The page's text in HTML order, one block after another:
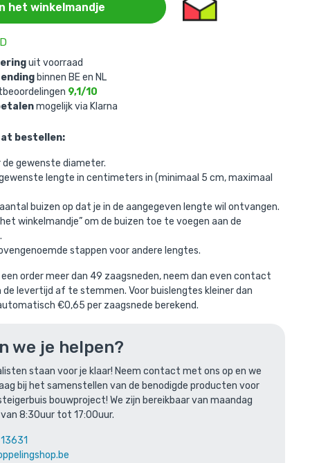
het winkelmandje
uit voorraad
binnen BE en NL
9,1/10
mogelijk via Klarna
bestellen:
gewenste diameter.
lengte in centimeters in (minimaal 5 cm, maximaal
buizen op dat je in de aangegeven lengte wil ontvangen.
het winkelmandje” om de buizen toe te voegen aan de
stappen voor andere lengtes.
order meer dan 49 zaagsneden, neem dan even contact
de levertijd af te stemmen. Voor buislengtes kleiner dan
€0,65 per zaagsnede berekend.
we je helpen?
staan voor je klaar! Neem contact met ons op en we
bij het samenstellen van de benodigde producten voor
bouwproject! We zijn bereikbaar van maandag
8:30uur tot 17:00uur.